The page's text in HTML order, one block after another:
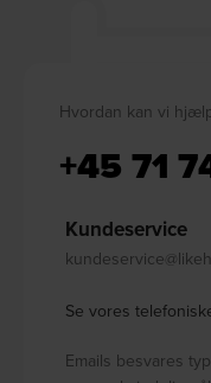
Hvordan kan vi
+45 71
Kundeservice
Se vores
Emails besvares